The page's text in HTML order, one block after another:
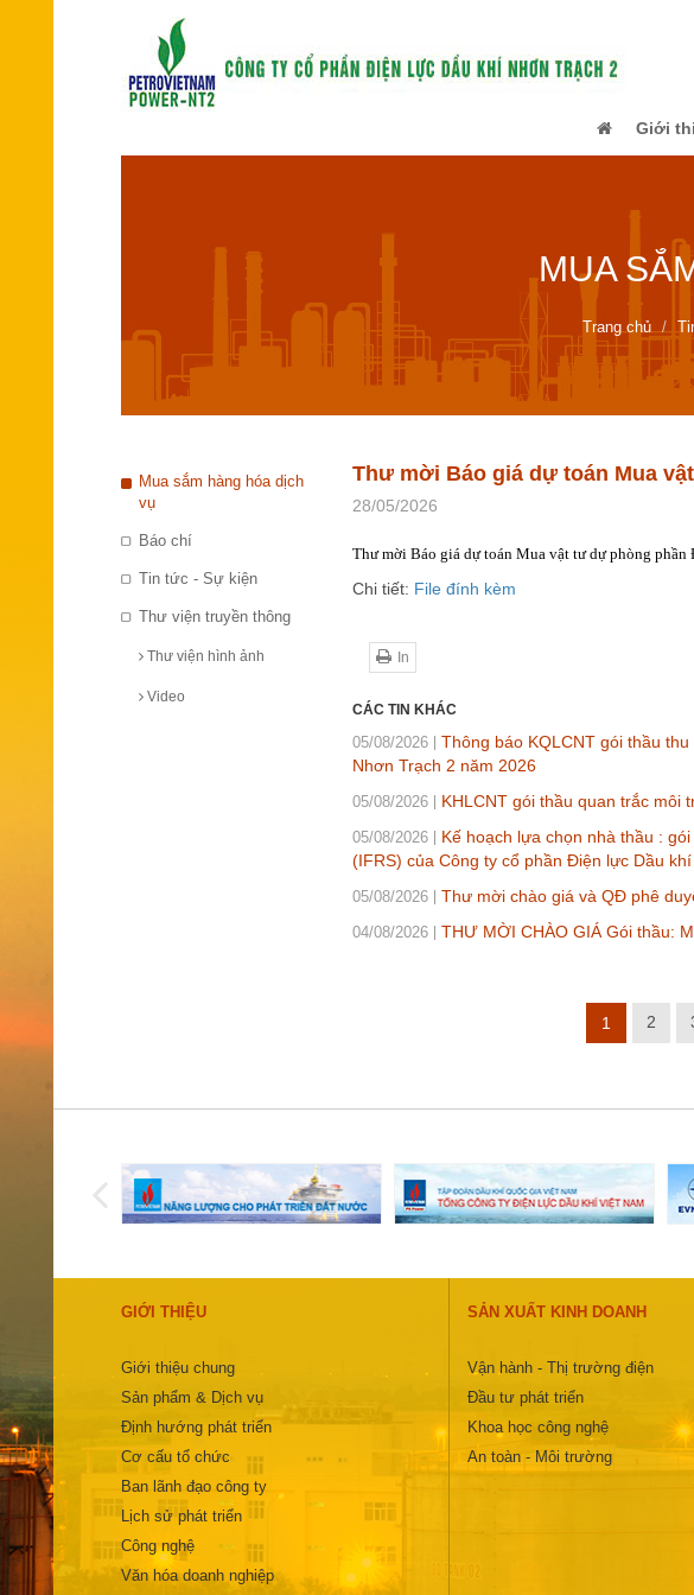
Giới
MUA
Trang chủ
Mua sắm hàng hóa dịch
vụ
Báo chí
Tin tức - Sự kiện
Thư viện truyền thông
Thư viện hình ảnh
Video
Thư mời Báo giá dự toán Mua
28/05/2026
Thư mời Báo giá dự toán Mua vật tư dự phòng phần
Chi tiết: File đính kèm
In
CÁC TIN KHÁC
05/08/2026
Thông báo KQLCNT gói thầu
Nhơn Trạch 2 năm 2026
05/08/2026 KHLCNT gói thầu quan trắc môi
05/08/2026
Kế hoạch lựa chọn nhà thầu :
(IFRS) của Công ty cổ phần Điện lực Dầu
05/08/2026 Thư mời chào giá và QĐ phê
04/08/2026 THƯ MỜI CHÀO GIÁ Gói thầu:
1 2
GIỚI THIỆU
Giới thiệu chung
Sản phẩm & Dịch vụ
Định hướng phát triển
Cơ cấu tổ chức
Ban lãnh đạo công ty
Lịch sử phát triển
Công nghệ
Văn hóa doanh nghiệp
SẢN XUẤT KINH DOANH
Vận hành - Thị trường điện
Đầu tư phát triển
Khoa học công nghệ
An toàn - Môi trường